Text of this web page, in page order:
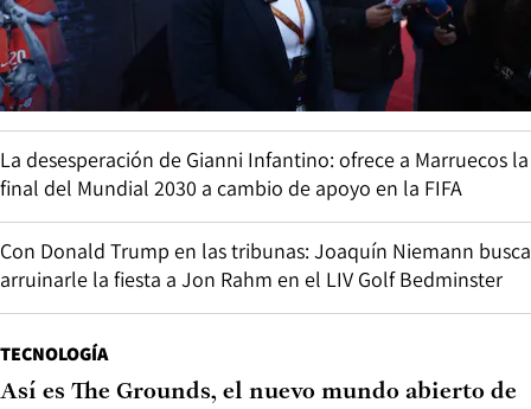
La desesperación de Gianni Infantino: ofrece a Marruecos la
final del Mundial 2030 a cambio de apoyo en la FIFA
Con Donald Trump en las tribunas: Joaquín Niemann busca
arruinarle la fiesta a Jon Rahm en el LIV Golf Bedminster
TECNOLOGÍA
Así es The Grounds, el nuevo mundo abierto de